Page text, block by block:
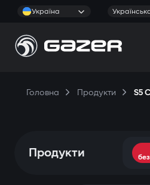
Україна
Головна Продукти S5
Продукти